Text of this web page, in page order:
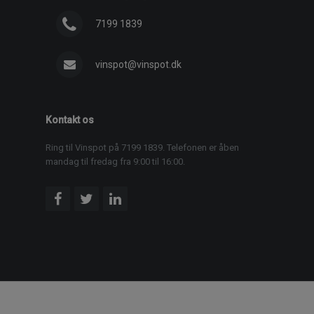
7199 1839
vinspot@vinspot.dk
Kontakt os
Ring til Vinspot på 7199 1839. Telefonen er åben
mandag til fredag fra 9:00 til 16:00.